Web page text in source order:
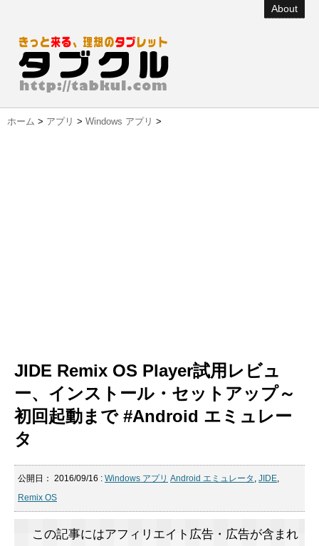
About
ホーム > アプリ > Windows アプリ >
JIDE Remix OS Player試用レビュ
ー、インストール・セットアップ～
初回起動まで #Android エミュレー
タ
公開日： 2016/09/16 : Windows アプリ Android エミュレータ , JIDE,
Remix OS
この記事にはアフィリエイト広告・広告が含まれ